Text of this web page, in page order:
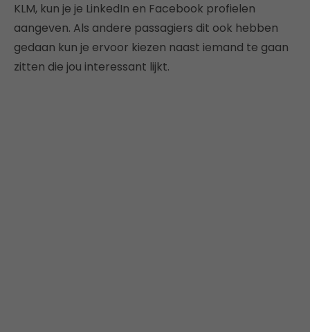
KLM, kun je je LinkedIn en Facebook profielen
aangeven. Als andere passagiers dit ook hebben
gedaan kun je ervoor kiezen naast iemand te gaan
zitten die jou interessant lijkt.